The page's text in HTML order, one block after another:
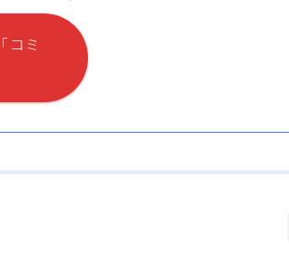
コミ